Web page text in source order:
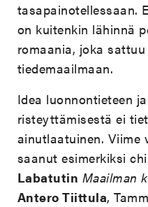
tasapainotellessaan.
on kuitenkin lähinnä
romaania, joka
tiedemaailmaan.
Idea luonnontieteen
risteyttämisestä ei
ainutlaatuinen. Viime
saanut esimerkiksi
Labatutin Maailman
Antero Tiittula,